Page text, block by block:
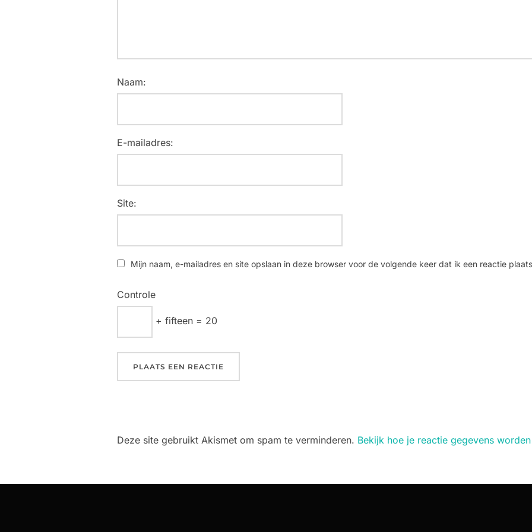
Naam:
E-mailadres:
Site:
Mijn naam, e-mailadres en site opslaan in deze browser voor de volgende keer dat ik een reactie
Controle
+ fifteen = 20
Deze site gebruikt Akismet om spam te verminderen. Bekijk hoe je reactie gegevens